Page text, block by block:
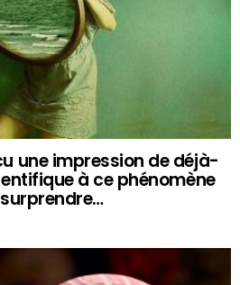
une impression de déjà-
à ce phénomène